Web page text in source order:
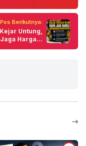
Pos Berikutnya:
Untung,
Harga...